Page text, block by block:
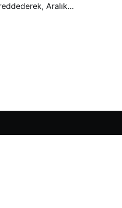
Aralık